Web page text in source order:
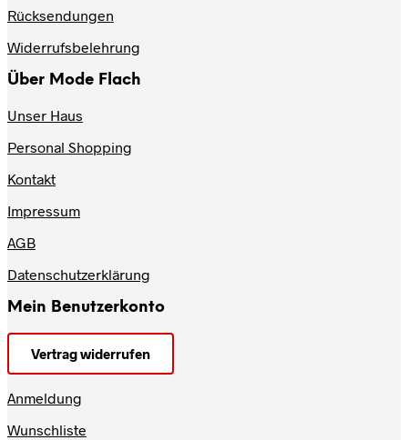
Rücksendungen
Widerrufsbelehrung
Über Mode Flach
Unser Haus
Personal Shopping
Kontakt
Impressum
AGB
Datenschutzerklärung
Mein Benutzerkonto
Vertrag widerrufen
Anmeldung
Wunschliste